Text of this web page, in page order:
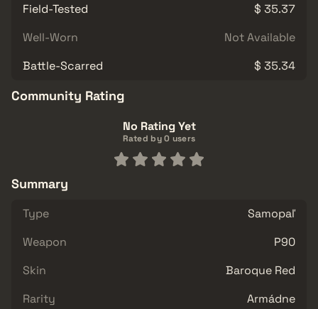
Field-Tested
$ 35.37
Well-Worn
Not Available
Battle-Scarred
$ 35.34
Community Rating
No Rating Yet
Rated by 0 users
Summary
Type
Samopaľ
Weapon
P90
Skin
Baroque Red
Rarity
Armádne